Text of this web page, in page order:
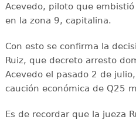
Acevedo, piloto que
en la zona 9, capitalina.
Con esto se confirma la
Ruiz, que decreto arresto
Acevedo el pasado 2 de
caución económica de Q25
Es de recordar que la jueza